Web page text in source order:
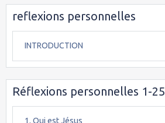
reflexions personnelles
INTRODUCTION
Réflexions personnelles 1-25
1. Qui est Jésus